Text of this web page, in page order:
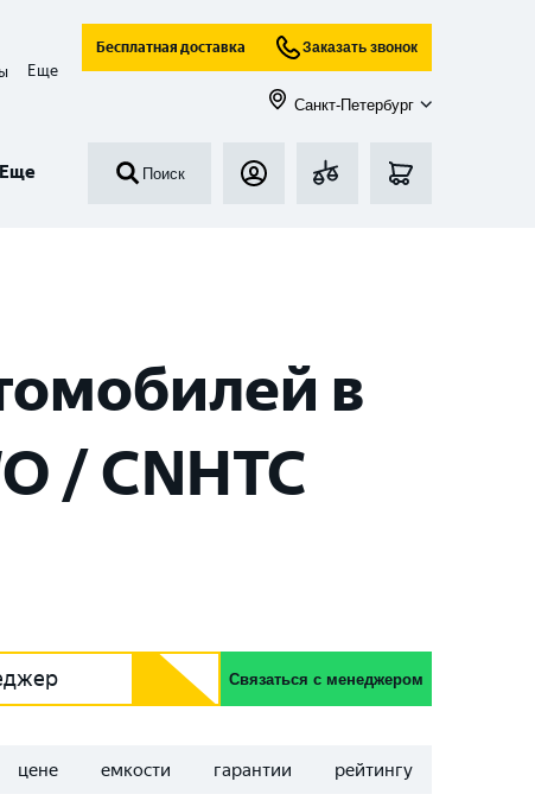
Еще
Бесплатная доставка Заказать звонок
Санкт-Петербург
Еще Поиск
в
/ CNHTC
Связаться с менеджером
цене емкости гарантии рейтингу